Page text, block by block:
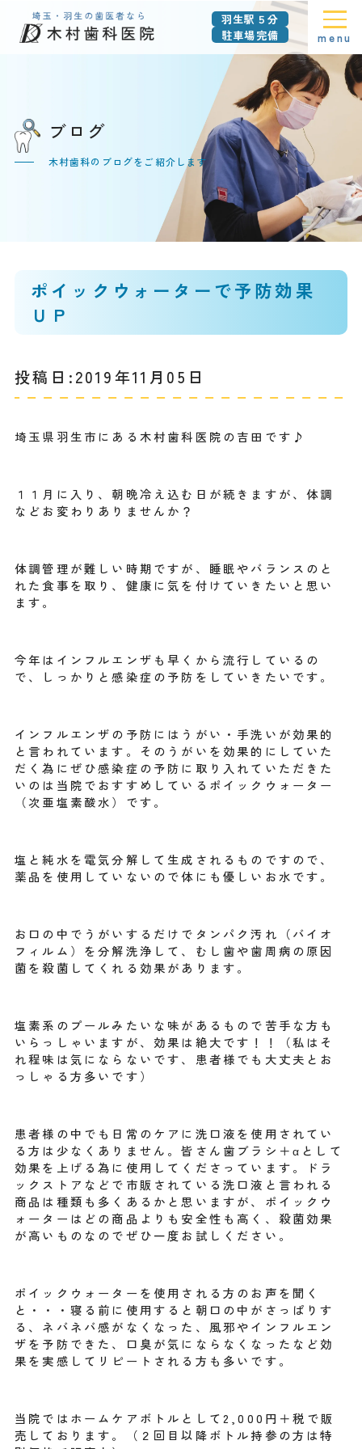
羽生駅５分
駐車場完備
menu
ブログ
木村歯科のブログをご紹介します
ポイックウォーターで予防効果
ＵＰ
投稿日:2019年11月05日
埼玉県羽生市にある木村歯科医院の吉田です♪
１１月に入り、朝晩冷え込む日が続きますが、体調
などお変わりありませんか？
体調管理が難しい時期ですが、睡眠やバランスのと
れた食事を取り、健康に気を付けていきたいと思い
ます。
今年はインフルエンザも早くから流行しているの
で、しっかりと感染症の予防をしていきたいです。
インフルエンザの予防にはうがい・手洗いが効果的
と言われています。そのうがいを効果的にしていた
だく為にぜひ感染症の予防に取り入れていただきた
いのは当院でおすすめしているポイックウォーター
（次亜塩素酸水）です。
塩と純水を電気分解して生成されるものですので、
薬品を使用していないので体にも優しいお水です。
お口の中でうがいするだけでタンパク汚れ（バイオ
フィルム）を分解洗浄して、むし歯や歯周病の原因
菌を殺菌してくれる効果があります。
塩素系のプールみたいな味があるもので苦手な方も
いらっしゃいますが、効果は絶大です！！（私はそ
れ程味は気にならないです、患者様でも大丈夫とお
っしゃる方多いです）
患者様の中でも日常のケアに洗口液を使用されてい
る方は少なくありません。皆さん歯ブラシ＋αとして
効果を上げる為に使用してくださっています。ドラ
ックストアなどで市販されている洗口液と言われる
商品は種類も多くあるかと思いますが、ポイックウ
ォーターはどの商品よりも安全性も高く、殺菌効果
が高いものなのでぜひ一度お試しください。
ポイックウォーターを使用される方のお声を聞く
と・・・寝る前に使用すると朝口の中がさっぱりす
る、ネバネバ感がなくなった、風邪やインフルエン
ザを予防できた、口臭が気にならなくなったなど効
果を実感してリピートされる方も多いです。
当院ではホームケアボトルとして2,000円＋税で販
売しております。（２回目以降ボトル持参の方は特